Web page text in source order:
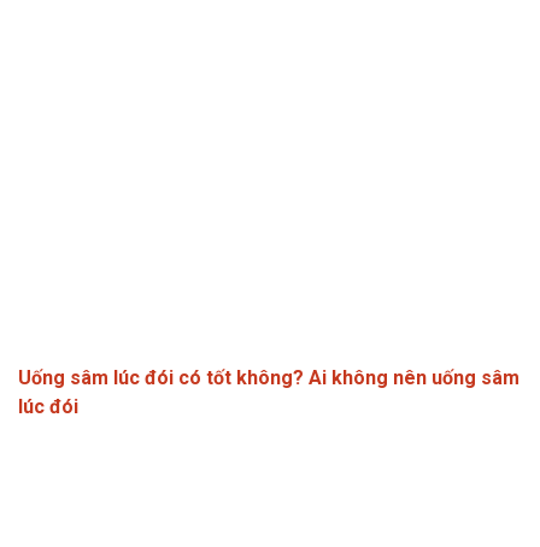
Uống sâm lúc đói có tốt không? Ai không nên uống sâm
lúc đói